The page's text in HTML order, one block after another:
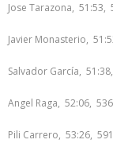
Jose Tarazona, 51:53,
Javier Monasterio,
Salvador García,
Angel Raga, 52:06,
Pili Carrero, 53:26,